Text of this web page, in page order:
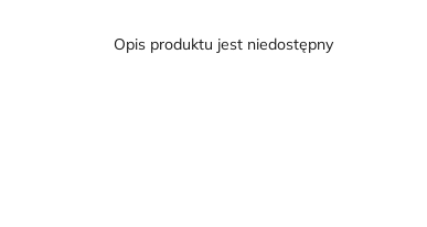
Opis produktu jest niedostępny